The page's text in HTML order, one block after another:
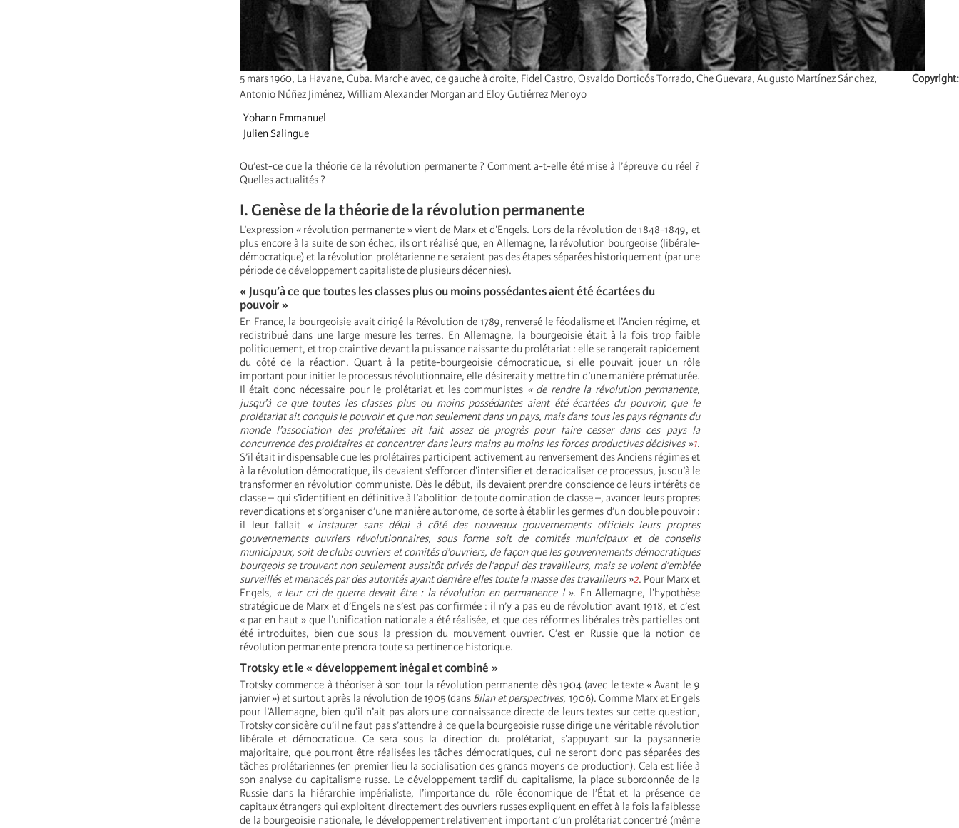
Copyright
5 mars 1960, La Havane, Cuba. Marche avec, de gauche à droite, Fidel Castro, Osvaldo Dorticós Torrado, Che Guevara, Augusto Martínez Sánchez,
Antonio Núñez Jiménez, William Alexander Morgan and Eloy Gutiérrez Menoyo
Yohann Emmanuel
Julien Salingue
Qu’est-ce que la théorie de la révolution permanente ? Comment a-t-elle été mise à l’épreuve du réel ?
Quelles actualités ?
I. Genèse de la théorie de la révolution permanente
L’expression « révolution permanente » vient de Marx et d’Engels. Lors de la révolution de 1848-1849, et
plus encore à la suite de son échec, ils ont réalisé que, en Allemagne, la révolution bourgeoise (libérale-
démocratique) et la révolution prolétarienne ne seraient pas des étapes séparées historiquement (par une
période de développement capitaliste de plusieurs décennies).
« Jusqu’à ce que toutes les classes plus ou moins possédantes aient été écartées du
pouvoir »
En France, la bourgeoisie avait dirigé la Révolution de 1789, renversé le féodalisme et l’Ancien régime, et
redistribué dans une large mesure les terres. En Allemagne, la bourgeoisie était à la fois trop faible
politiquement, et trop craintive devant la puissance naissante du prolétariat : elle se rangerait rapidement
du côté de la réaction. Quant à la petite-bourgeoisie démocratique, si elle pouvait jouer un rôle
important pour initier le processus révolutionnaire, elle désirerait y mettre fin d’une manière prématurée.
Il était donc nécessaire pour le prolétariat et les communistes « de rendre la révolution permanente,
jusqu’à ce que toutes les classes plus ou moins possédantes aient été écartées du pouvoir, que le
prolétariat ait conquis le pouvoir et que non seulement dans un pays, mais dans tous les pays régnants du
monde l’association des prolétaires ait fait assez de progrès pour faire cesser dans ces pays la
concurrence des prolétaires et concentrer dans leurs mains au moins les forces productives décisives »1.
S’il était indispensable que les prolétaires participent activement au renversement des Anciens régimes et
à la révolution démocratique, ils devaient s’efforcer d’intensifier et de radicaliser ce processus, jusqu’à le
transformer en révolution communiste. Dès le début, ils devaient prendre conscience de leurs intérêts de
classe – qui s’identifient en définitive à l’abolition de toute domination de classe –, avancer leurs propres
revendications et s’organiser d’une manière autonome, de sorte à établir les germes d’un double pouvoir :
il leur fallait « instaurer sans délai à côté des nouveaux gouvernements officiels leurs propres
gouvernements ouvriers révolutionnaires, sous forme soit de comités municipaux et de conseils
municipaux, soit de clubs ouvriers et comités d’ouvriers, de façon que les gouvernements démocratiques
bourgeois se trouvent non seulement aussitôt privés de l’appui des travailleurs, mais se voient d’emblée
surveillés et menacés par des autorités ayant derrière elles toute la masse des travailleurs »2. Pour Marx et
Engels, « leur cri de guerre devait être : la révolution en permanence ! ». En Allemagne, l’hypothèse
stratégique de Marx et d’Engels ne s’est pas confirmée : il n’y a pas eu de révolution avant 1918, et c’est
« par en haut » que l’unification nationale a été réalisée, et que des réformes libérales très partielles ont
été introduites, bien que sous la pression du mouvement ouvrier. C’est en Russie que la notion de
révolution permanente prendra toute sa pertinence historique.
Trotsky et le « développement inégal et combiné »
Trotsky commence à théoriser à son tour la révolution permanente dès 1904 (avec le texte « Avant le 9
janvier ») et surtout après la révolution de 1905 (dans Bilan et perspectives, 1906). Comme Marx et Engels
pour l’Allemagne, bien qu’il n’ait pas alors une connaissance directe de leurs textes sur cette question,
Trotsky considère qu’il ne faut pas s’attendre à ce que la bourgeoisie russe dirige une véritable révolution
libérale et démocratique. Ce sera sous la direction du prolétariat, s’appuyant sur la paysannerie
majoritaire, que pourront être réalisées les tâches démocratiques, qui ne seront donc pas séparées des
tâches prolétariennes (en premier lieu la socialisation des grands moyens de production). Cela est liée à
son analyse du capitalisme russe. Le développement tardif du capitalisme, la place subordonnée de la
Russie dans la hiérarchie impérialiste, l’importance du rôle économique de l’État et la présence de
capitaux étrangers qui exploitent directement des ouvriers russes expliquent en effet à la fois la faiblesse
de la bourgeoisie nationale, le développement relativement important d’un prolétariat concentré (même